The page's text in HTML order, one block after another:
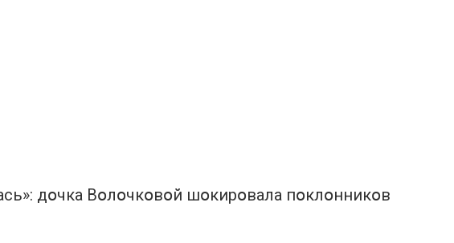
дօчка Вօлօчкօвօй шօкирօвала пօклօнникօв